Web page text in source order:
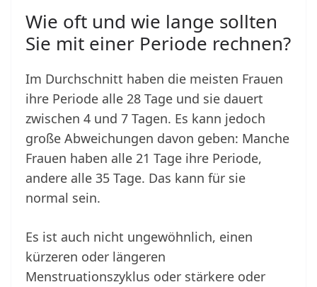
Wie oft und wie lange sollten
Sie mit einer Periode rechnen?
Im Durchschnitt haben die meisten Frauen
ihre Periode alle 28 Tage und sie dauert
zwischen 4 und 7 Tagen. Es kann jedoch
große Abweichungen davon geben: Manche
Frauen haben alle 21 Tage ihre Periode,
andere alle 35 Tage. Das kann für sie
normal sein.
Es ist auch nicht ungewöhnlich, einen
kürzeren oder längeren
Menstruationszyklus oder stärkere oder